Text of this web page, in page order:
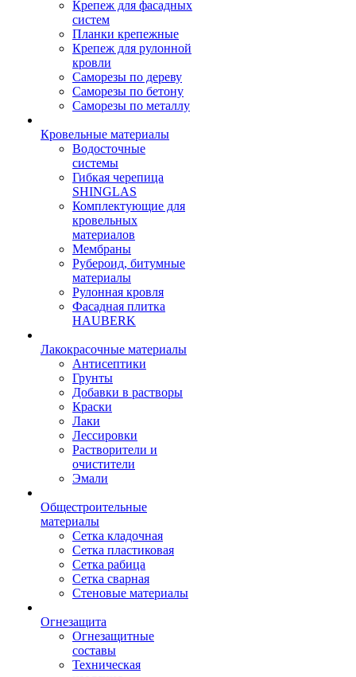
Крепеж для фасадных
систем
Планки крепежные
Крепеж для рулонной
кровли
Саморезы по дереву
Саморезы по бетону
Саморезы по металлу
Кровельные материалы
Водосточные
системы
Гибкая черепица
SHINGLAS
Комплектующие для
кровельных
материалов
Мембраны
Рубероид, битумные
материалы
Рулонная кровля
Фасадная плитка
HAUBERK
Лакокрасочные материалы
Антисептики
Грунты
Добавки в растворы
Краски
Лаки
Лессировки
Растворители и
очистители
Эмали
Общестроительные
материалы
Сетка кладочная
Сетка пластиковая
Сетка рабица
Сетка сварная
Стеновые материалы
Огнезащита
Огнезащитные
составы
Техническая